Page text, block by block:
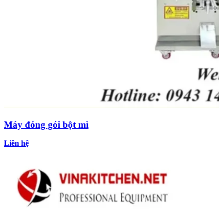
Máy đóng gói bột mì
Liên hệ